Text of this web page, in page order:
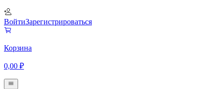
ВойтиЗарегистрироваться
Корзина
0,00 ₽